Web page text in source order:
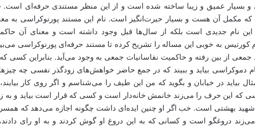
و بسیار عمیق و زیبا ساخته شده است و از این منظر مستندی حرفه‌ای است.
مکمل آن هست و بسیار حیرت‌انگیز است. نام این مستند پورنوکراسی به
این نام جدیدی است بلکه از سال‌ها قبل وجود داشته است و معنای آن
به خوبی این مساله را تشریح کرده تا مستند حرفه‌ای پورنوکراسی
از بین رفته و حاکمیت نفاسانیات جمعی به وجود می‌آید. بنابراین کسی که
دموکراسی بیاید و ببیند که در جمع حاضر خواهش‌های زودگذر نفسی چه
بیاید در خیابان و بگوید که من این طیف را می‌شناسم و اگر روی کار بیایند،‌
که این حرف را می‌زند خانمش خانه‌دار است و کسی که قرار است بیاید و به
شهید بهشتی است. خب اگر او چنین ایده‌ای داشت چگونه اجازه می‌دهد که
دروغگو است و کسانی که به این دروغ او گوش کردند و به او رای